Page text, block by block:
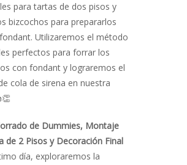
para tartas de dos pisos y
bizcochos para prepararlos
Utilizaremos el método
perfectos para forrar los
con fondant y lograremos el
cola de sirena en nuestra
de Dummies, Montaje
de 2 Pisos y Decoración Final
día, exploraremos la